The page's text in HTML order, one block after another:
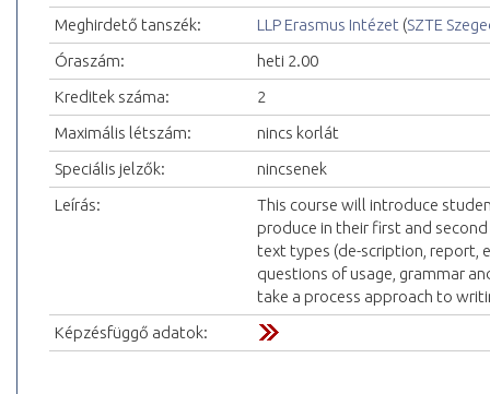
Meghirdető tanszék:
LLP Erasmus Intézet (SZTE
Óraszám:
heti 2.00
Kreditek száma:
2
Maximális létszám:
nincs korlát
Speciális jelzők:
nincsenek
Leírás:
This course will introduce
produce in their first and
text types (de-scription, report,
questions of usage, grammar
take a process approach to
Képzésfüggő adatok: